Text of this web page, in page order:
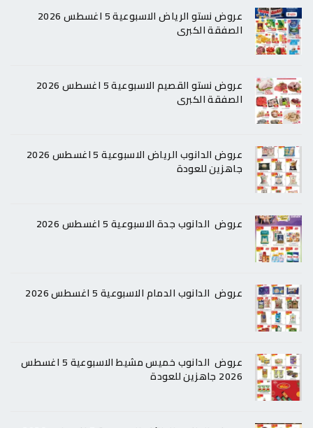
عروض نستو الرياض الاسبوعية 5 اغسطس 2026
الصفقة الكبرى
عروض نستو القصيم الاسبوعية 5 اغسطس 2026
الصفقة الكبرى
عروض الدانوب الرياض الاسبوعية 5 اغسطس 2026
جاهزين للعودة
عروض الدانوب جدة الاسبوعية 5 اغسطس 2026
عروض الدانوب الدمام الاسبوعية 5 اغسطس 2026
عروض الدانوب خميس مشيط الاسبوعية 5 اغسطس
2026 جاهزين للعودة